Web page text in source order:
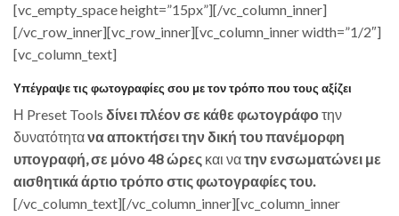
[vc_empty_space height=”15px”][/vc_column_inner]
[/vc_row_inner][vc_row_inner][vc_column_inner width=”1/2″]
[vc_column_text]
Υπέγραψε τις φωτογραφίες σου με τον τρόπο που τους αξίζει
Η Preset Tools δίνει πλέον σε κάθε φωτογράφοτην
δυνατότητανα αποκτήσει την δική του πανέμορφη
υπογραφή, σε μόνο 48 ώρες και νατην ενσωματώνει με
αισθητικά άρτιο τρόπο στις φωτογραφίες του.
[/vc_column_text][/vc_column_inner][vc_column_inner